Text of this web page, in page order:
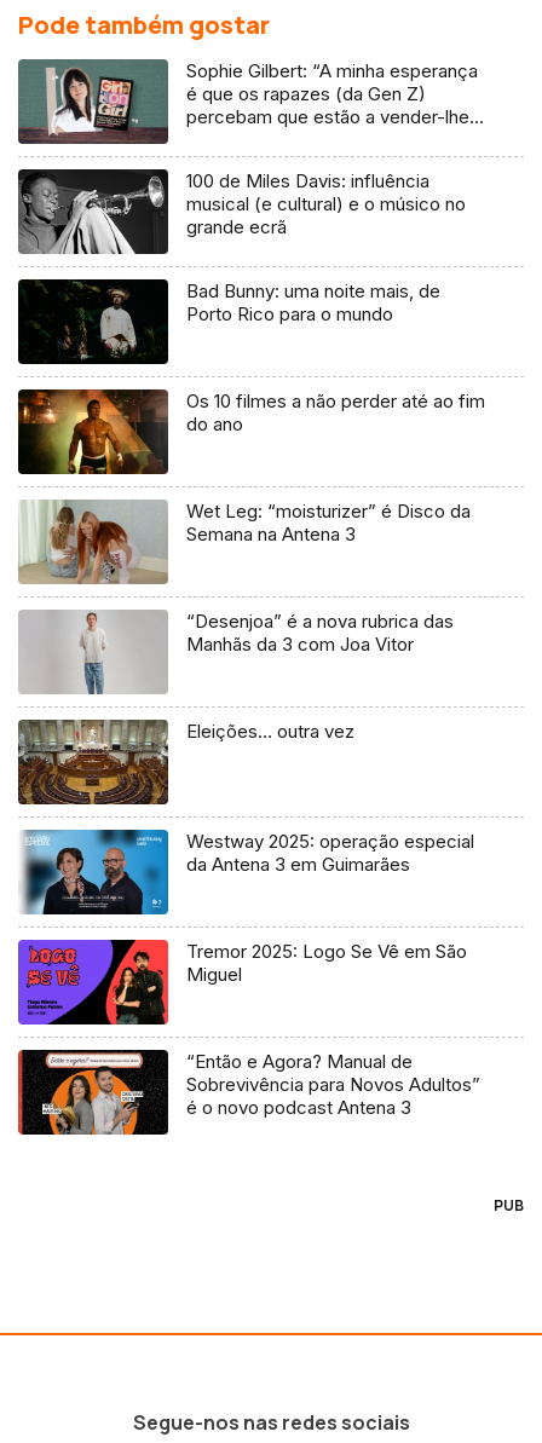
Pode também gostar
Sophie Gilbert: “A minha esperança
é que os rapazes (da Gen Z)
percebam que estão a vender-lhes
100 de Miles Davis: influência
musical (e cultural) e o músico no
grande ecrã
Bad Bunny: uma noite mais, de
Porto Rico para o mundo
Os 10 filmes a não perder até ao fim
do ano
Wet Leg: “moisturizer” é Disco da
Semana na Antena 3
“Desenjoa” é a nova rubrica das
Manhãs da 3 com Joa Vitor
Eleições… outra vez
Westway 2025: operação especial
da Antena 3 em Guimarães
Tremor 2025: Logo Se Vê em São
Miguel
“Então e Agora? Manual de
Sobrevivência para Novos Adultos”
é o novo podcast Antena 3
PUB
Segue-nos nas redes sociais